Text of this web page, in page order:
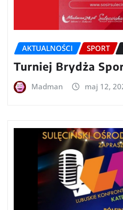
AKTUALNOŚCI SPORT
Turniej Brydża
Madman maj 12,